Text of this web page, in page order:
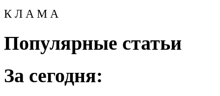
К Л А М А
Популярные статьи
За сегодня: